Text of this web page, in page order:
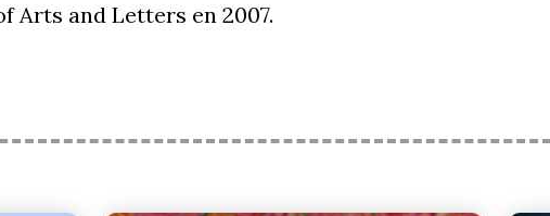
Arts and Letters en 2007.